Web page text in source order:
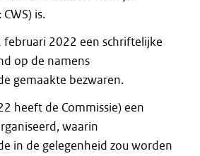
is.
februari 2022 een schriftelijke
op de namens
gemaakte bezwaren.
heeft de Commissie) een
waarin
in de gelegenheid zou worden